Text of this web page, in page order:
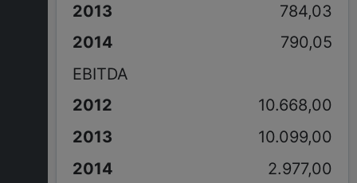
784,03
790,05
EBITDA
10.668,00
10.099,00
2.977,00